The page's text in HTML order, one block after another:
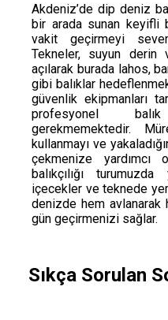
Akdeniz’de dip deniz
bir arada sunan keyifli
vakit geçirmeyi
Tekneler, suyun
açılarak burada lahos,
gibi balıklar
güvenlik ekipmanları
profesyonel
gerekmemektedir.
kullanmayı ve
çekmenize yardımcı
balıkçılığı
içecekler ve teknede
denizde hem
gün geçirmenizi sağlar.
Sıkça Sorulan